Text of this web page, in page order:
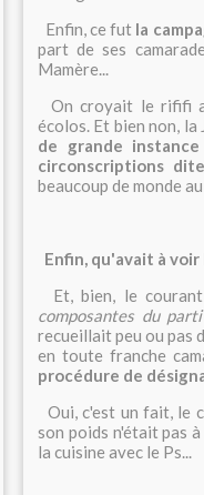
Enfin, ce fut la
part de ses
Mamère...
On croyait le rififi
écolos. Et bien non,
de grande
circonscriptions
beaucoup de monde
Enfin, qu'avait à voir
Et, bien, le courant
composantes du
recueillait peu ou pas
en toute franche
procédure de
Oui, c'est un fait, le
son poids n'était pas
la cuisine avec le Ps...